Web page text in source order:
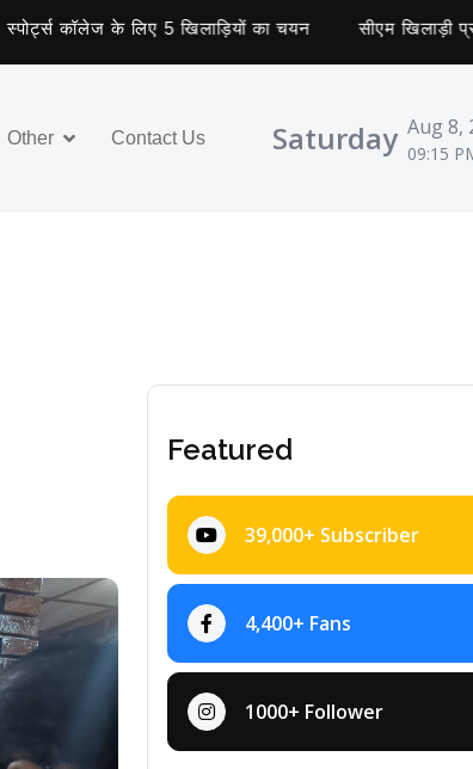
कॉलेज के लिए 5 खिलाड़ियों का चयन सीएम खिलाड़ी
Other Contact Us Saturday Aug 8,
09:15
Featured
39,000+ Subscriber
4,400+ Fans
1000+ Follower